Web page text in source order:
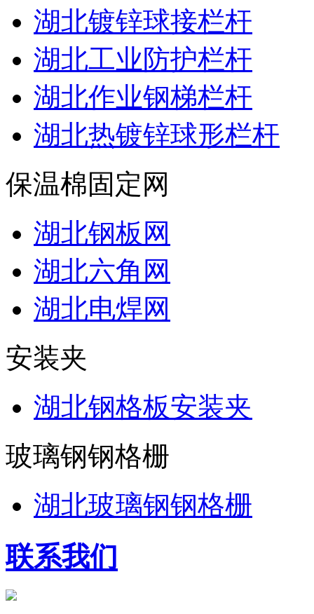
湖北镀锌球接栏杆
湖北工业防护栏杆
湖北作业钢梯栏杆
湖北热镀锌球形栏杆
保温棉固定网
湖北钢板网
湖北六角网
湖北电焊网
安装夹
湖北钢格板安装夹
玻璃钢钢格栅
湖北玻璃钢钢格栅
联系我们